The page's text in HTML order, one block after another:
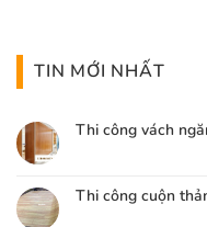
TIN MỚI NHẤT
Thi công vách
Thi công cuộn